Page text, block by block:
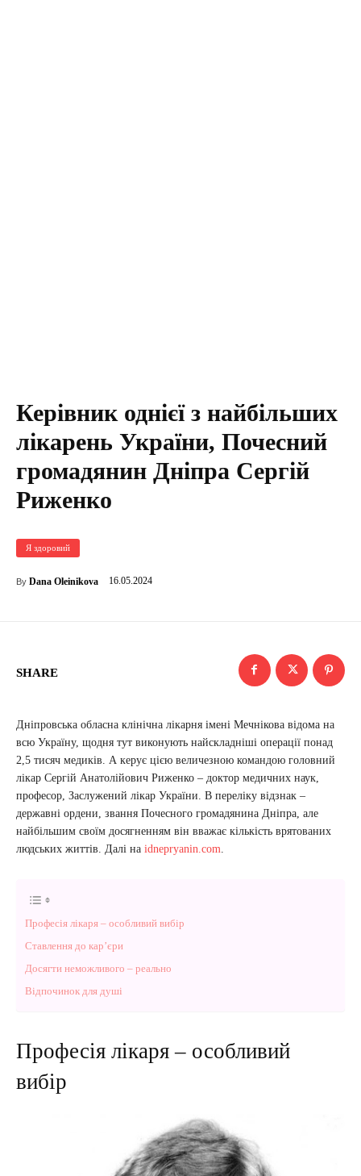
Керівник однієї з найбільших
лікарень України, Почесний
громадянин Дніпра Сергій
Риженко
Я здоровий
By Dana Oleinikova 16.05.2024
SHARE
Дніпровська обласна клінічна лікарня імені Мечнікова відома на
всю Україну, щодня тут виконують найскладніші операції понад
2,5 тисяч медиків. А керує цією величезною командою головний
лікар Сергій Анатолійович Риженко – доктор медичних наук,
професор, Заслужений лікар України. В переліку відзнак –
державні ордени, звання Почесного громадянина Дніпра, але
найбільшим своїм досягненням він вважає кількість врятованих
людських життів. Далі на idnepryanin.com
Професія лікаря – особливий вибір
Ставлення до кар’єри
Досягти неможливого – реально
Відпочинок для душі
Професія лікаря – особливий
вибір